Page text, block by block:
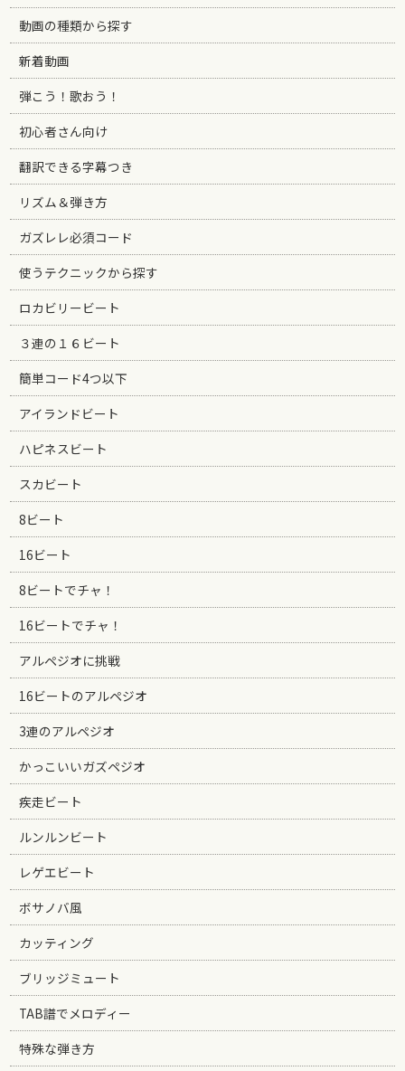
動画の種類から探す
新着動画
弾こう！歌おう！
初心者さん向け
翻訳できる字幕つき
リズム＆弾き方
ガズレレ必須コード
使うテクニックから探す
ロカビリービート
３連の１６ビート
簡単コード4つ以下
アイランドビート
ハピネスビート
スカビート
8ビート
16ビート
8ビートでチャ！
16ビートでチャ！
アルペジオに挑戦
16ビートのアルペジオ
3連のアルペジオ
かっこいいガズペジオ
疾走ビート
ルンルンビート
レゲエビート
ボサノバ風
カッティング
ブリッジミュート
TAB譜でメロディー
特殊な弾き方